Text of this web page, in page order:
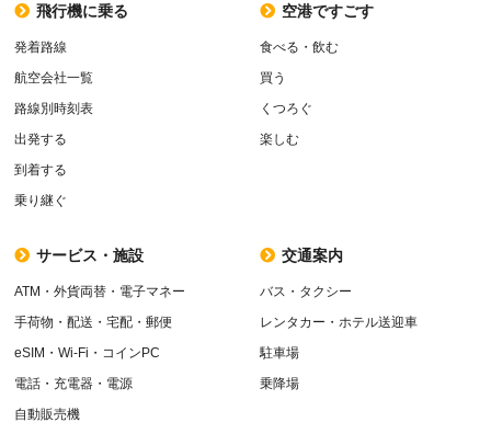
飛行機に乗る
発着路線
航空会社一覧
路線別時刻表
出発する
到着する
乗り継ぐ
空港ですごす
食べる・飲む
買う
くつろぐ
楽しむ
サービス・施設
ATM・外貨両替・電子マネー
手荷物・配送・宅配・郵便
eSIM・Wi-Fi・コインPC
電話・充電器・電源
自動販売機
交通案内
バス・タクシー
レンタカー・ホテル送迎車
駐車場
乗降場